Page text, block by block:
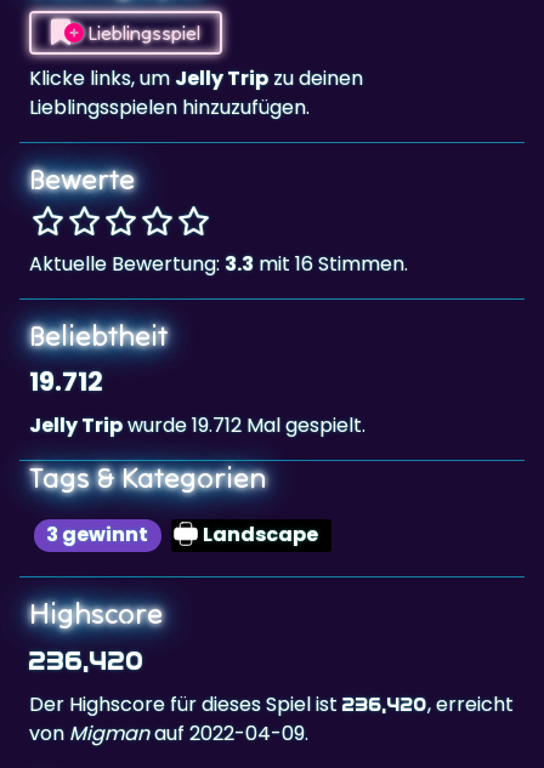
Klicke links, umJelly Trip
Lieblingsspielen hinzuzufügen.
Bewerte
Aktuelle Bewertung:
Beliebtheit
19.712
Jelly Tripwurde 19.712 Mal gespielt.
Tags & Kategorien
3 gewinnt Landscape
Highscore
236,420
Der Highscore für dieses Spiel ist
vonMigman
Bestenliste